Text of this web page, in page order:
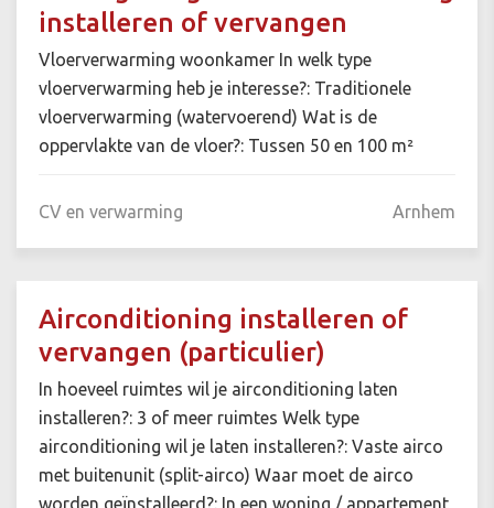
installeren of vervangen
Vloerverwarming woonkamer In welk type
vloerverwarming heb je interesse?: Traditionele
vloerverwarming (watervoerend) Wat is de
oppervlakte van de vloer?: Tussen 50 en 100 m²
CV en verwarming Arnhem
Airconditioning installeren of
vervangen (particulier)
In hoeveel ruimtes wil je airconditioning laten
installeren?: 3 of meer ruimtes Welk type
airconditioning wil je laten installeren?: Vaste airco
met buitenunit (split-airco) Waar moet de airco
worden geïnstalleerd?: In een woning / appartement